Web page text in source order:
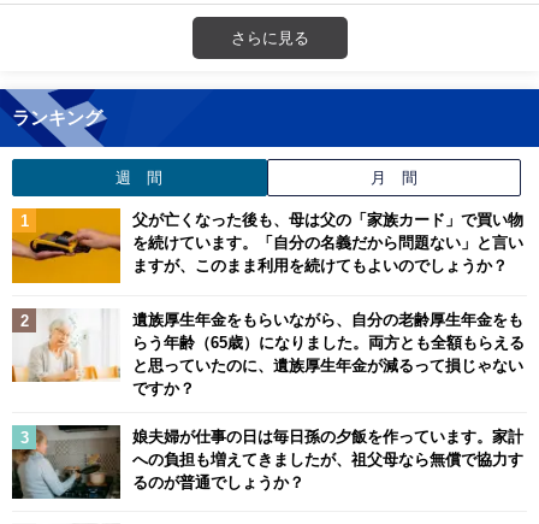
さらに見る
ランキング
週 間 月 間
父が亡くなった後も、母は父の「家族カード」で買い物
を続けています。「自分の名義だから問題ない」と言い
ますが、このまま利用を続けてもよいのでしょうか？
遺族厚生年金をもらいながら、自分の老齢厚生年金をも
らう年齢（65歳）になりました。両方とも全額もらえる
と思っていたのに、遺族厚生年金が減るって損じゃない
ですか？
娘夫婦が仕事の日は毎日孫の夕飯を作っています。家計
への負担も増えてきましたが、祖父母なら無償で協力す
るのが普通でしょうか？